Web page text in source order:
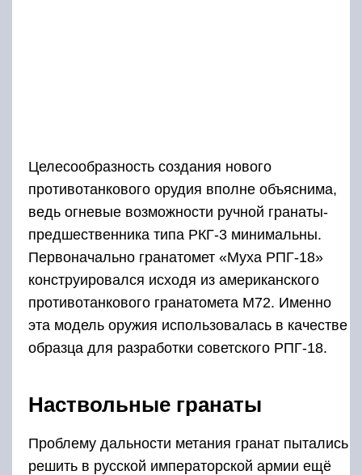
Целесообразность создания нового
противотанкового орудия вполне объяснима,
ведь огневые возможности ручной гранаты-
предшественника типа РКГ-3 минимальны.
Первоначально гранатомет «Муха РПГ-18»
конструировался исходя из американского
противотанкового гранатомета М72. Именно
эта модель оружия использовалась в качестве
образца для разработки советского РПГ-18.
Наствольные гранаты
Проблему дальности метания гранат пытались
решить в русской императорской армии ещё